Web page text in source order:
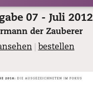
07 - Juli 2012
der Zauberer
bestellen